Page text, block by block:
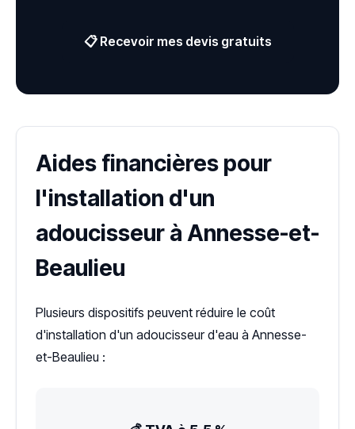
📋 Recevoir mes devis gratuits
Aides financières pour
l'installation d'un
adoucisseur à Annesse-et-
Beaulieu
Plusieurs dispositifs peuvent réduire le coût
d'installation d'un adoucisseur d'eau à Annesse-
et-Beaulieu :